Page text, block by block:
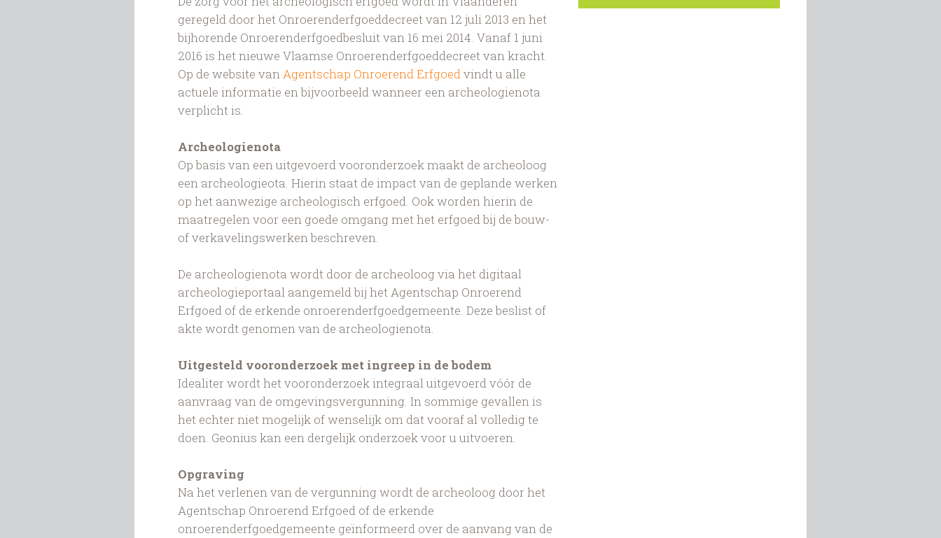
geregeld door het Onroerenderfgoeddecreet van 12 juli 2013 en het
bijhorende Onroerenderfgoedbesluit van 16 mei 2014. Vanaf 1 juni
2016 is het nieuwe Vlaamse Onroerenderfgoeddecreet van kracht.
Op de website vanAgentschap Onroerend Erfgoedvindt u alle
actuele informatie en bijvoorbeeld wanneer een archeologienota
verplicht is.
Archeologienota
Op basis van een uitgevoerd vooronderzoek maakt de archeoloog
een archeologieota. Hierin staat de impact van de geplande werken
op het aanwezige archeologisch erfgoed. Ook worden hierin de
maatregelen voor een goede omgang met het erfgoed bij de bouw-
of verkavelingswerken beschreven.
De archeologienota wordt door de archeoloog via het digitaal
archeologieportaal aangemeld bij het Agentschap Onroerend
Erfgoed of de erkende onroerenderfgoedgemeente. Deze beslist of
akte wordt genomen van de archeologienota.
Uitgesteld vooronderzoek met ingreep in de bodem
Idealiter wordt het vooronderzoek integraal uitgevoerd vóór de
aanvraag van de omgevingsvergunning. In sommige gevallen is
het echter niet mogelijk of wenselijk om dat vooraf al volledig te
doen. Geonius kan een dergelijk onderzoek voor u uitvoeren.
Opgraving
Na het verlenen van de vergunning wordt de archeoloog door het
Agentschap Onroerend Erfgoed of de erkende
onroerenderfgoedgemeente geïnformeerd over de aanvang van de